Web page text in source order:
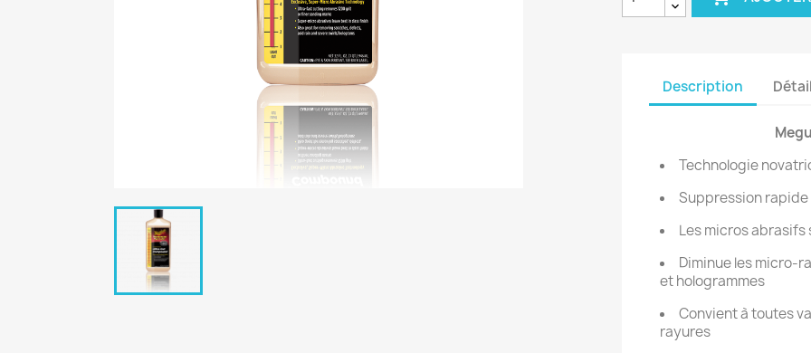
Description
Technologie
Suppression rapide
Les micros
Diminue les micro-
et hologrammes
Convient à toutes
rayures